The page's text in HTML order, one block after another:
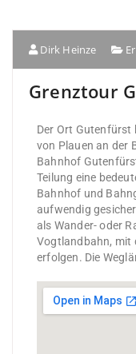
Dirk Heinze
Grenztour
Der Ort Gutenfürst
von Plauen an der
Bahnhof
Teilung eine
Bahnhof und
aufwendig
als Wander- oder
Vogtlandbahn, mit
erfolgen. Die